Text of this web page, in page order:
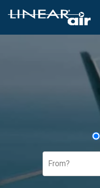
From?